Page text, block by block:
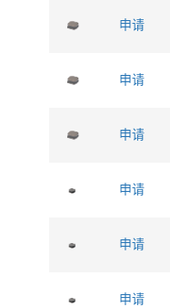
申请
申请
申请
申请
申请
申请